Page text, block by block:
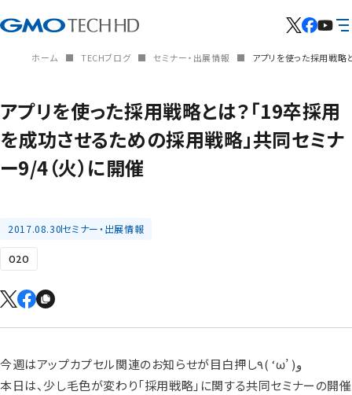
ホーム TECHブログ セミナー・出展情報 アプリを使った採用戦略
アプリを使った採用戦略とは？「19卒採用
を成功させるための採用戦略」共同セミナ
ー9/4（火）に開催
2017.08.30セミナー・出展情報
O2O
今週はアップカプセル関連のお知らせが目白押し٩( ‘ω’ )و
本日は、少し毛色が変わり「採用戦略」に関する共同セミナーの開催